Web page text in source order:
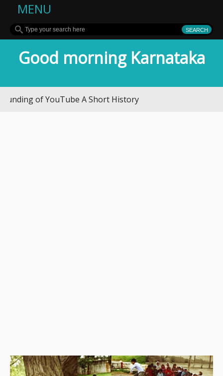
MENU
Good morning Karnataka
YouTube A Short History